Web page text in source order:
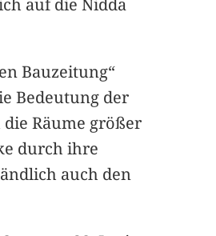
auf die Nidda
Bauzeitung“
Bedeutung der
Räume größer
durch ihre
auch den